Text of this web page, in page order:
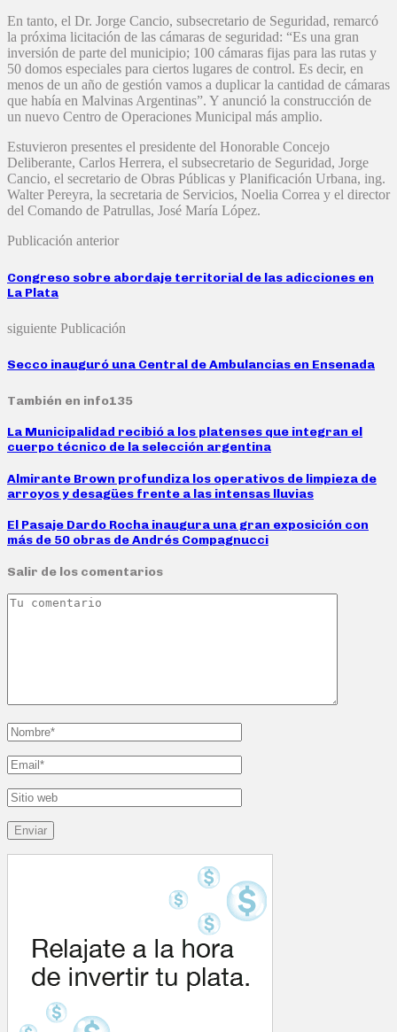
En tanto, el Dr. Jorge Cancio, subsecretario de Seguridad, remarcó
la próxima licitación de las cámaras de seguridad: “Es una gran
inversión de parte del municipio; 100 cámaras fijas para las rutas y
50 domos especiales para ciertos lugares de control. Es decir, en
menos de un año de gestión vamos a duplicar la cantidad de cámaras
que había en Malvinas Argentinas”. Y anunció la construcción de
un nuevo Centro de Operaciones Municipal más amplio.
Estuvieron presentes el presidente del Honorable Concejo
Deliberante, Carlos Herrera, el subsecretario de Seguridad, Jorge
Cancio, el secretario de Obras Públicas y Planificación Urbana, ing.
Walter Pereyra, la secretaria de Servicios, Noelia Correa y el director
del Comando de Patrullas, José María López.
Publicación anterior
Congreso sobre abordaje territorial de las adicciones en
La Plata
siguiente Publicación
Secco inauguró una Central de Ambulancias en Ensenada
También en info135
La Municipalidad recibió a los platenses que integran el
cuerpo técnico de la selección argentina
Almirante Brown profundiza los operativos de limpieza de
arroyos y desagües frente a las intensas lluvias
El Pasaje Dardo Rocha inaugura una gran exposición con
más de 50 obras de Andrés Compagnucci
Salir de los comentarios